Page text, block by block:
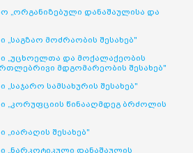
„ორგანიზებული დანაშაულისა და
მოძრაობის შესახებ"
„უცხოელთა და მოქალაქეობის
მდგომარეობის შესახებ"
სამსახურის შესახებ"
„კორუფციის წინააღმდეგ ბრძოლის
შესახებ"
„ნარკოტიკული დანაშაულის